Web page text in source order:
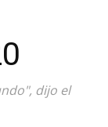
dijo el